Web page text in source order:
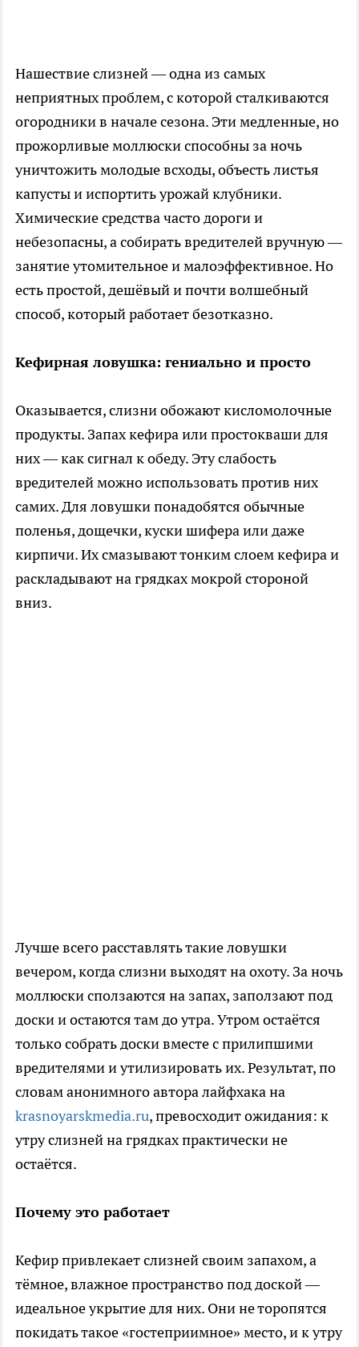
Нашествие слизней — одна из самых
неприятных проблем, с которой сталкиваются
огородники в начале сезона. Эти медленные, но
прожорливые моллюски способны за ночь
уничтожить молодые всходы, объесть листья
капусты и испортить урожай клубники.
Химические средства часто дороги и
небезопасны, а собирать вредителей вручную —
занятие утомительное и малоэффективное. Но
есть простой, дешёвый и почти волшебный
способ, который работает безотказно.
Кефирная ловушка: гениально и просто
Оказывается, слизни обожают кисломолочные
продукты. Запах кефира или простокваши для
них — как сигнал к обеду. Эту слабость
вредителей можно использовать против них
самих. Для ловушки понадобятся обычные
поленья, дощечки, куски шифера или даже
кирпичи. Их смазывают тонким слоем кефира и
раскладывают на грядках мокрой стороной
вниз.
Лучше всего расставлять такие ловушки
вечером, когда слизни выходят на охоту. За ночь
моллюски сползаются на запах, заползают под
доски и остаются там до утра. Утром остаётся
только собрать доски вместе с прилипшими
вредителями и утилизировать их. Результат, по
словам анонимного автора лайфхака на
krasnoyarskmedia.ru, превосходит ожидания: к
утру слизней на грядках практически не
остаётся.
Почему это работает
Кефир привлекает слизней своим запахом, а
тёмное, влажное пространство под доской —
идеальное укрытие для них. Они не торопятся
покидать такое «гостеприимное» место, и к утру